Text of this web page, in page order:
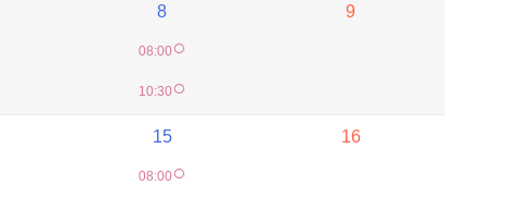
8
08:00○
10:30○
9
15
08:00○
16